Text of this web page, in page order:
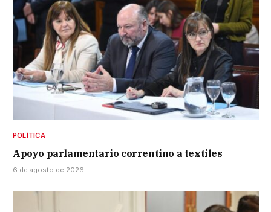
POLÍTICA
Apoyo parlamentario correntino a textiles
6 de agosto de 2026